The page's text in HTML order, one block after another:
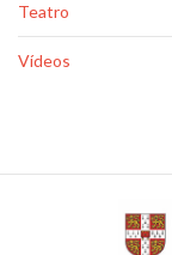
Teatro
Vídeos